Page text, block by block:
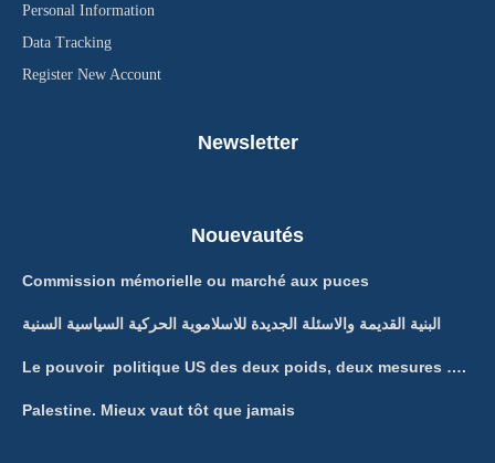
Personal Information
Data Tracking
Register New Account
Newsletter
Nouevautés
Commission mémorielle ou marché aux puces
البنية القديمة والاسئلة الجديدة للاسلاموية الحركية السياسية السنية
Le pouvoir politique US des deux poids, deux mesures ….
Palestine. Mieux vaut tôt que jamais